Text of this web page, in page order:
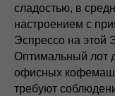
сладостью, в
настроением с
Эспрессо на этой
Оптимальный лот
офисных
требуют